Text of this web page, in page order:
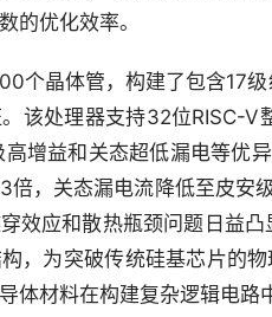
的优化效率。
个晶体管，构建了包含17
该处理器支持32位RISC-
增益和关态超低漏电等优
倍，关态漏电流降低至皮安
效应和散热瓶颈问题日益
，为突破传统硅基芯片的
体材料在构建复杂逻辑电